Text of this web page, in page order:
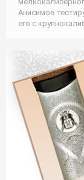
Анисимов
его с